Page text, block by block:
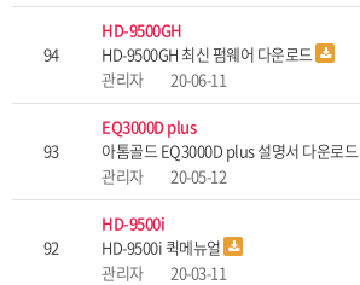
94
HD-9500GH
HD-9500GH 최신 펌웨어 다운로드
관리자
20-06-11
93
EQ3000D plus
아톰골드 EQ3000D plus 설명서 다운로드
관리자
20-05-12
92
HD-9500i
HD-9500i 퀵메뉴얼
관리자
20-03-11